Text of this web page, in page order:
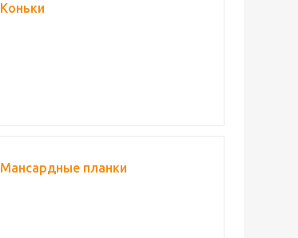
Коньки
Мансардные планки